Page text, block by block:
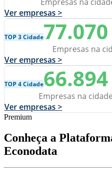
Ver empresas >
TOP 3 Cidade77.070
Empresas na
Ver empresas >
TOP 4 Cidade66.894
Empresas na
Ver empresas >
Premium
Conheça a
Econodata